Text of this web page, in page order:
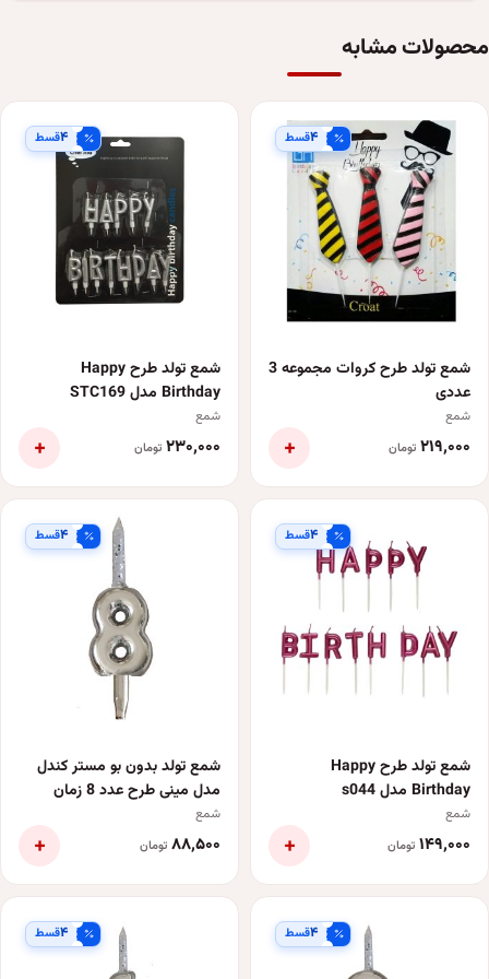
محصولات مشابه
۴قسط
شمع تولد طرح کروات مجموعه 3
عددی
شمع
۲۱۹٬۰۰۰ تومان +
۴قسط
شمع تولد طرح Happy
Birthday مدل STC169
شمع
۲۳۰٬۰۰۰ تومان +
۴قسط
شمع تولد طرح Happy
Birthday مدل s044
شمع
۱۴۹٬۰۰۰ تومان +
۴قسط
شمع تولد بدون بو مستر کندل
مدل مینی طرح عدد 8 زمان
اتمام 1 دقیقه
شمع
۸۸٬۵۰۰ تومان +
۴قسط ۴قسط